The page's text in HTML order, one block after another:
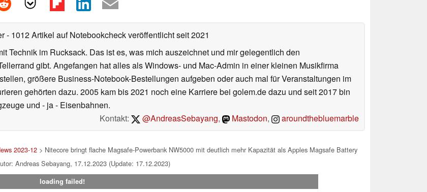
- 1012 Artikel auf Notebookcheck veröffentlichtseit 2021
Technik im Rucksack. Das ist es, was mich auszeichnet und mir gelegentlich den
gibt. Angefangen hat alles als Windows- und Mac-Admin in einer kleinen Musikfirma
größere Business-Notebook-Bestellungen aufgeben oder auch mal für Veranstaltungen im
gehörten dazu. 2005 kam bis 2021 noch eine Karriere bei golem.de dazu und seit 2017 bin
und - ja - Eisenbahnen.
Kontakt:
@AndreasSebayang, Mastodon, aroundthebluemarble
2023-12> Nitecore bringt flache Magsafe-Powerbank NW5000 mit deutlich mehr Kapazität als Apples Magsafe Battery
Andreas Sebayang, 17.12.2023 (Update: 17.12.2023)
loading failed!